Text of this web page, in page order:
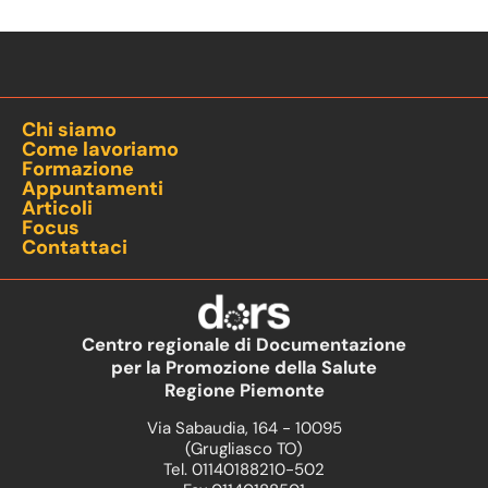
Chi siamo
Come lavoriamo
Formazione
Appuntamenti
Articoli
Focus
Contattaci
Centro regionale di Documentazione
per la Promozione della Salute
Regione Piemonte
Via Sabaudia, 164 - 10095
(Grugliasco TO)
Tel. 01140188210-502